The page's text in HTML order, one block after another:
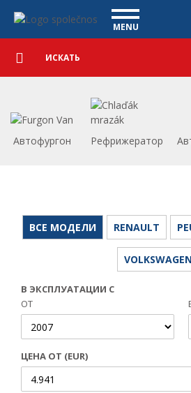
Коммерческие автомобили - Vanscentre
Navigace
MENU
КОММЕРЧЕСКИЕ АВТОМОБИЛИ
АВТОМОБИЛИ
ЧТО МЫ ПРЕДЛАГАЕМ
ФИНАНСИРОВАНИЕ
CСЫЛКА
Подробный
поиск Искать
Автофургон Рефрижератор
ВСЕ МОДЕЛИ RENAULT
VOLKSWAGEN
В ЭКСПЛУАТАЦИИ С
ОТ
ЦЕНА ОТ (EUR)